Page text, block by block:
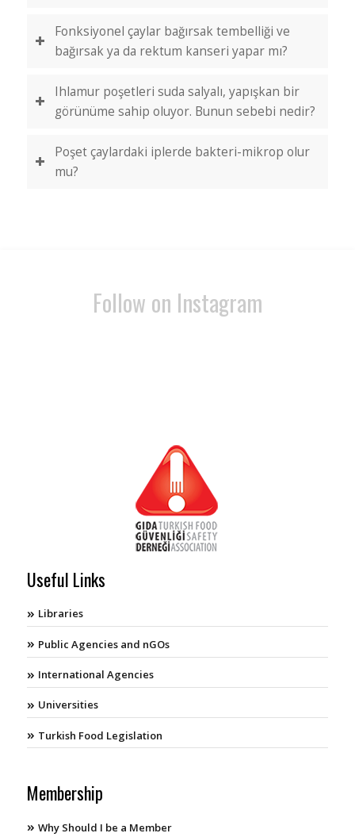
Fonksiyonel çaylar bağırsak tembelliği ve
bağırsak ya da rektum kanseri yapar mı?
Ihlamur poşetleri suda salyalı, yapışkan bir
görünüme sahip oluyor. Bunun sebebi nedir?
Poşet çaylardaki iplerde bakteri-mikrop olur
mu?
Follow on Instagram
Useful Links
Libraries
Public Agencies and nGOs
International Agencies
Universities
Turkish Food Legislation
Membership
Why Should I be a Member